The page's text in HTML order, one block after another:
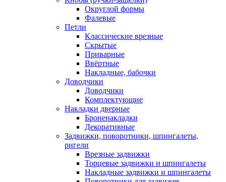
Округлой формы
Фалевые
Петли
Классические врезные
Скрытые
Приварные
Ввёртные
Накладные, бабочки
Доводчики
Доводчики
Комплектующие
Накладки дверные
Броненакладки
Декоративные
Задвижки, поворотники, шпингалеты,
ригели
Врезные задвижки
Торцевые задвижки и шпингалеты
Накладные задвижки и шпингалеты